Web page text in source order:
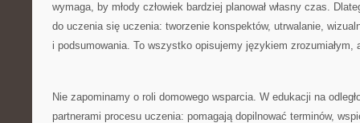
wymaga, by młody człowiek bardziej planował własny czas.
do uczenia się uczenia: tworzenie konspektów, utrwalanie,
i podsumowania. To wszystko opisujemy językiem
Nie zapominamy o roli domowego wsparcia. W edukacji na
partnerami procesu uczenia: pomagają dopilnować terminów,